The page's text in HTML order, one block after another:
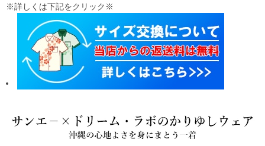
※詳しくは下記をクリック※